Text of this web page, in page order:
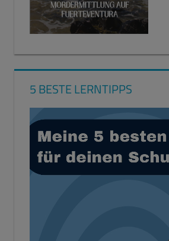
5 BESTE LERNTIPPS
Video-
Player